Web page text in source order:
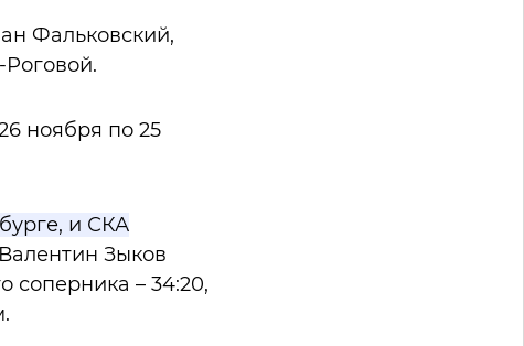
Фальковский,
ноября по 25
и СКА
Зыков
соперника – 34:20,